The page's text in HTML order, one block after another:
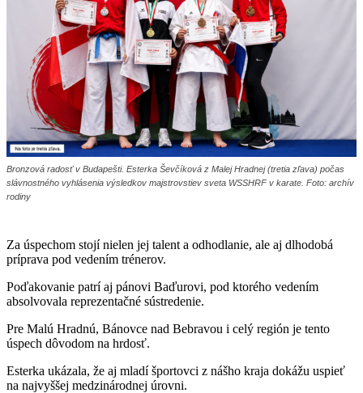
Bronzová radosť v Budapešti. Esterka Ševčíková z Malej Hradnej (tretia zľava) počas
slávnostného vyhlásenia výsledkov majstrovstiev sveta WSSHRF v karate. Foto: archív
rodiny
Za úspechom stojí nielen jej talent a odhodlanie, ale aj dlhodobá
príprava pod vedením trénerov.
Poďakovanie patrí aj pánovi Baďurovi, pod ktorého vedením
absolvovala reprezentačné sústredenie.
Pre Malú Hradnú, Bánovce nad Bebravou i celý región je tento
úspech dôvodom na hrdosť.
Esterka ukázala, že aj mladí športovci z nášho kraja dokážu uspieť
na najvyššej medzinárodnej úrovni.